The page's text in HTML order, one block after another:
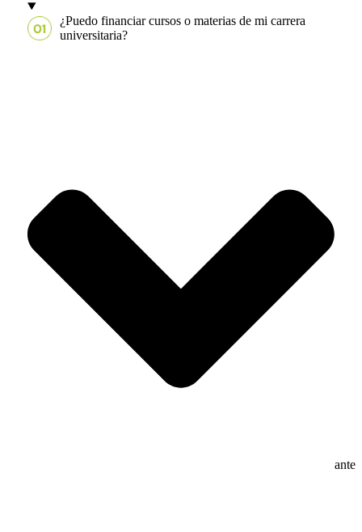
¿Puedo financiar cursos o materias de mi carrera
universitaria?